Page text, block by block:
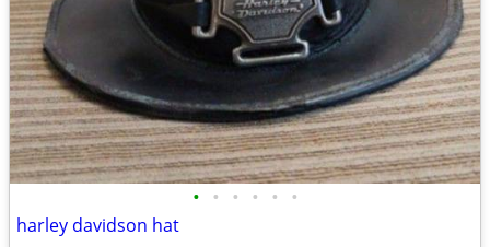
• • • • • •
harley davidson hat